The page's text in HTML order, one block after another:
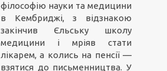
філософію науки та медицини
в Кембриджі, з відзнакою
закінчив Єльську школу
медицини і мріяв стати
лікарем, а колись на пенсії —
взятися до письменництва. У